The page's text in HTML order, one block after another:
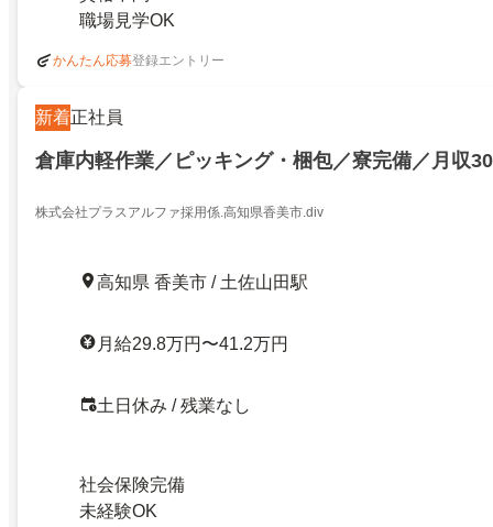
職場見学OK
かんたん応募登録エントリー
新着正社員
倉庫内軽作業／ピッキング・梱包／寮完備／月収
株式会社プラスアルファ採用係.高知県香美市.div
高知県 香美市 / 土佐山田駅
月給29.8万円〜41.2万円
土日休み / 残業なし
社会保険完備
未経験OK